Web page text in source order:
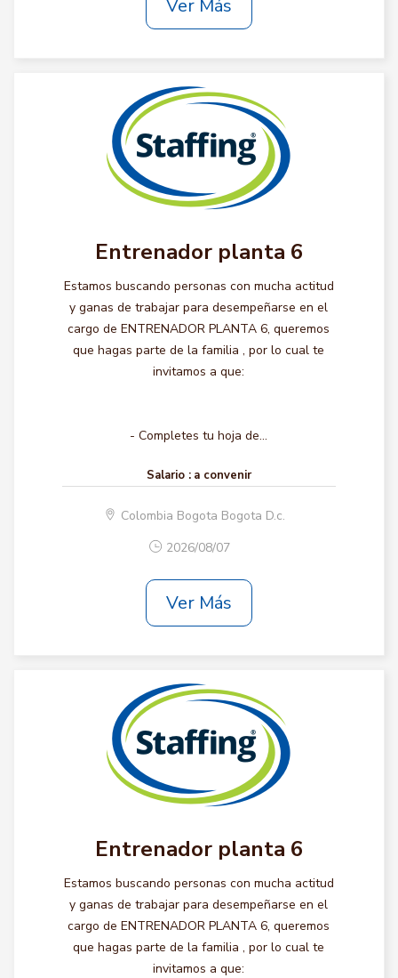
Ver Más
Entrenador planta 6
Estamos buscando personas con mucha actitud
y ganas de trabajar para desempeñarse en el
cargo de ENTRENADOR PLANTA 6, queremos
que hagas parte de la familia , por lo cual te
invitamos a que:
- Completes tu hoja de...
Salario : a convenir
Colombia Bogota Bogota D.c.
2026/08/07
Ver Más
Entrenador planta 6
Estamos buscando personas con mucha actitud
y ganas de trabajar para desempeñarse en el
cargo de ENTRENADOR PLANTA 6, queremos
que hagas parte de la familia , por lo cual te
invitamos a que: